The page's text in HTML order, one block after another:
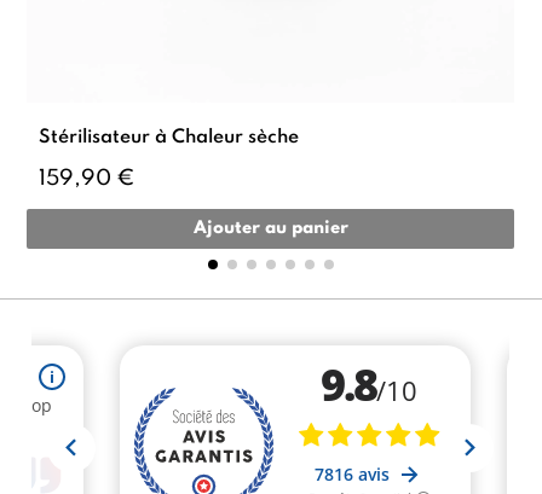
Stérilisateur à Chaleur sèche
159,90 €
Ajouter au panier